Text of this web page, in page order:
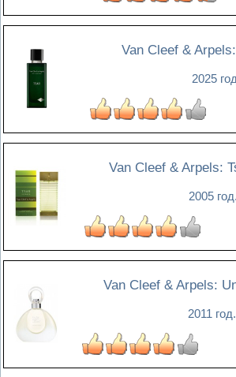
Van Cleef &
2025
Van Cleef & Arpels:
2005 год.
Van Cleef & Arpels:
2011 год.